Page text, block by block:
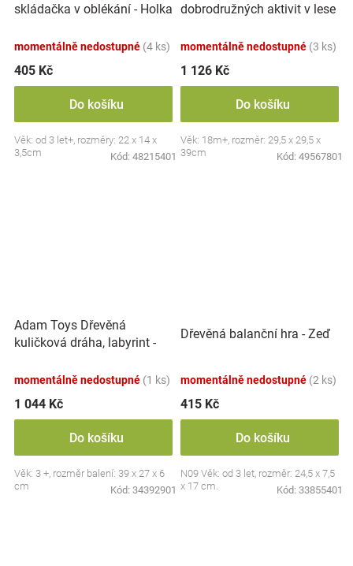
skládačka v oblékání - Holka
momentálně nedostupné (4 ks)
405 Kč
Do košíku
Věk: od 3 let+, rozměry: 22 x 14 x
3,5cm
Kód: 48215401
dobrodružných aktivit v lese
momentálně nedostupné (3 ks)
1 126 Kč
Do košíku
Věk: 18m+, rozměr: 29,5 x 29,5 x
39cm
Kód: 49567801
Adam Toys Dřevěná
kuličková dráha, labyrint -
momentálně nedostupné (1 ks)
1 044 Kč
Do košíku
Věk: 3 +, rozměr balení: 39 x 27 x 6
cm
Kód: 34392901
Dřevěná balanční hra - Zeď
momentálně nedostupné (2 ks)
415 Kč
Do košíku
N09 Věk: od 3 let, rozměr: 24,5 x 7,5
x 17 cm.
Kód: 33855401